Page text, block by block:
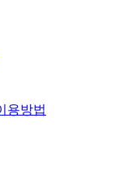
용방법